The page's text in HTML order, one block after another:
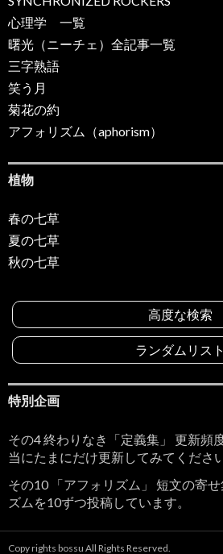
心理学 一覧
曙光（ニーチェ）全記事一覧
三字熟語
笑う月
菊花の約
アフォリズム（aphorism）
植物
春の七草
夏の七草
秋の七草
高度な検索
ランダムリスト
特別企画
その4 終わりなき「定義集」 更新頻
当にたまにだけ更新してみてください
その10 「アフォリズム」 短文の寄
ズムを10ずつ投稿しています。
Copy rights bossu All Rights Reserved.